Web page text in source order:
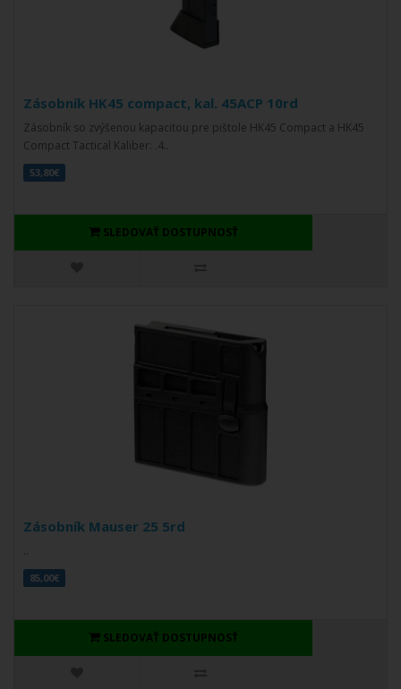
Zásobník HK45 compact, kal. 45ACP 10rd
Zásobník so zvýšenou kapacitou pre pištole HK45 Compact a HK45
Compact Tactical Kaliber: .4..
53,80€
SLEDOVAŤ DOSTUPNOSŤ
Zásobník Mauser 25 5rd
..
85,00€
SLEDOVAŤ DOSTUPNOSŤ